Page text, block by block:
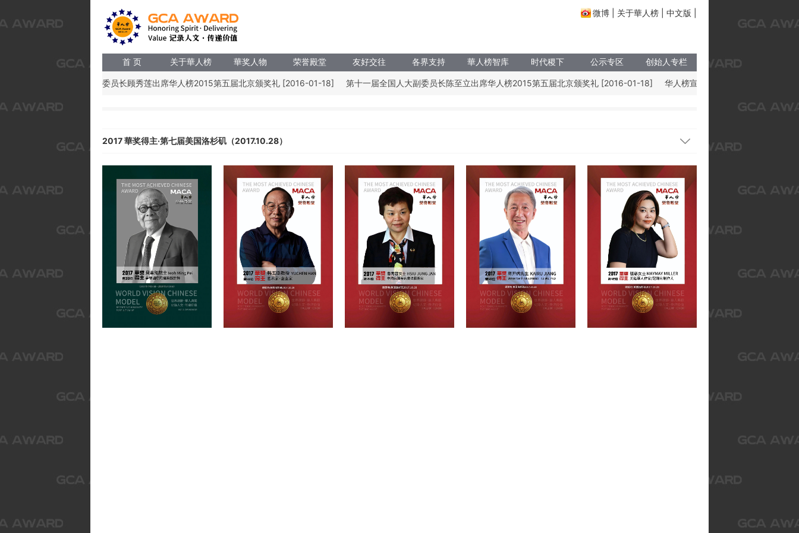
微博 关于華人榜 中文版
首 页 关于華人榜 華奖人物 荣誉殿堂 友好交往 各界支持 華人榜智库 时代稷下 公示专区 创始人专栏
第十届全国人大副委员长顾秀莲出席华人榜2015第五届北京颁奖礼 [2016-01-18] 第十一届全国人大副委员长陈至立出席华人榜2015第五届北京颁奖礼 [2016-01-18] 华人榜宣言 [2013-08-21]
2017 華奖得主·第七届美国洛杉矶（2017.10.28）